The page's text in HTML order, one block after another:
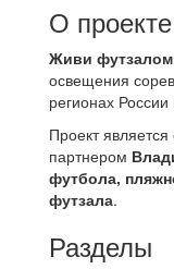
О проекте
Живи
освещения
регионах
Проект
партнером
футбола,
футзала.
Разделы